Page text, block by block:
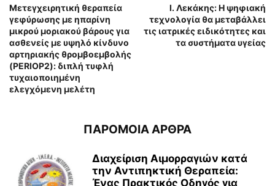
Μετεγχειρητική θεραπεία
γεφύρωσης με ηπαρίνη
μικρού μοριακού βάρους για
ασθενείς με υψηλό κίνδυνο
αρτηριακής θρομβοεμβολής
(PERIOP2): διπλή τυφλή
τυχαιοποιημένη
ελεγχόμενη μελέτη
Ι. Λεκάκης: Η ψηφιακή
τεχνολογία θα μεταβάλλει
τις ιατρικές ειδικότητες και
τα συστήματα υγείας
ΠΑΡΟΜΟΙΑ ΑΡΘΡΑ
Διαχείριση Αιμορραγιών κατά
την Αντιπηκτική Θεραπεία:
Ένας Πρακτικός Οδηγός για